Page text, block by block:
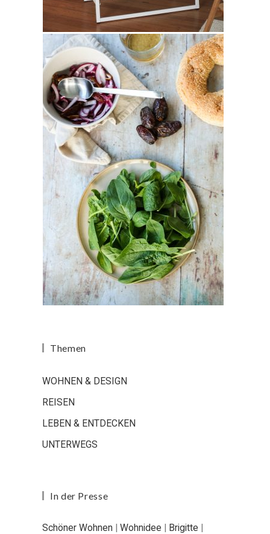
Themen
WOHNEN & DESIGN
REISEN
LEBEN & ENTDECKEN
UNTERWEGS
In der Presse
Schöner Wohnen | Wohnidee | Brigitte |